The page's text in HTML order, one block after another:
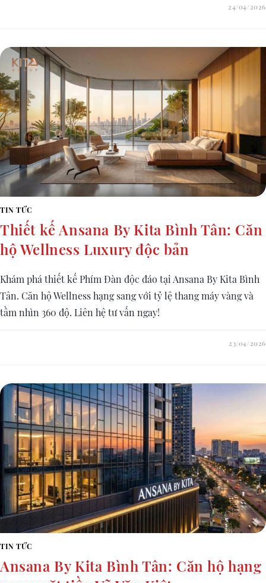
24/04/2026
TIN TỨC
Thiết kế Ansana By Kita Bình Tân: Căn
hộ Wellness Luxury độc bản
Khám phá thiết kế Phím Đàn độc đáo tại Ansana By Kita Bình
Tân. Căn hộ Wellness hạng sang với tỷ lệ thang máy vàng và
tầm nhìn 360 độ. Liên hệ tư vấn ngay!
23/04/2026
TIN TỨC
Ansana By Kita Bình Tân: Căn hộ hạng